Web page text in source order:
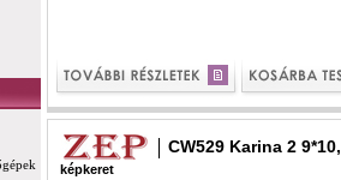
CW529 Karina 2
képkeret